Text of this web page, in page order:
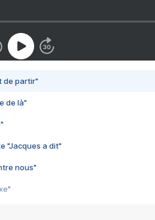
de partir"
de là"
"Jacques a dit"
nous"